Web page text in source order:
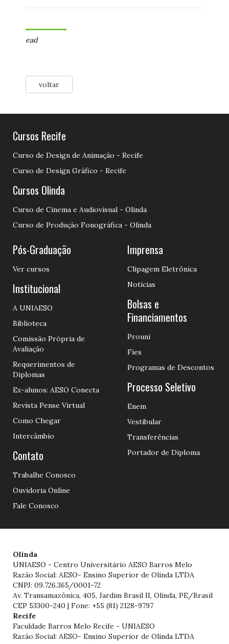
ead
voltar
Cursos Recife
Curso de Design de Animação - Recife
Curso de Design Gráfico - Recife
Cursos Olinda
Curso de Cinema e Audiovisual - Olinda
Curso de Produção Fonográfica - Olinda
Pós-Graduação
Ver cursos
Institucional
A UNIAESO
Biblioteca
Comissão Própria de
Avaliação
Requerimentos de
Diplomas
Ex-alunos: AESO Conecta
Revista Pense Virtual
Como Chegar
Intercâmbio
Contato
Trabalhe Conosco
Ouvidoria Online
Fale Conosco
Imprensa
Clipagem Eletrônica
Notícias
Bolsas e
Financiamentos
Prouni
Fies
Programas de Descontos
Processo Seletivo
Enem
Vestibular
Transferências
Portador de Diploma
Olinda
UNIAESO - Centro Universitário AESO Barros Melo
Razão Social: AESO- Ensino Superior de Olinda LTDA
CNPJ: 09.726.365/0001-72
Av. Transamazônica, 405, Jardim Brasil II, Olinda, PE/Brasil
CEP 53300-240 | Fone: +55 (81) 2128-9797
Recife
Faculdade Barros Melo Recife - UNIAESO
Razão Social: AESO- Ensino Superior de Olinda LTDA